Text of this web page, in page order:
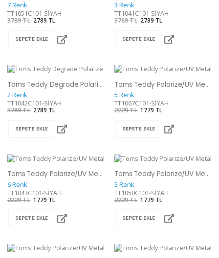
7 Renk
TT1051C101-SİYAH
3789 TL 2789 TL
SEPETE EKLE
3 Renk
TT1041C101-SİYAH
3789 TL 2789 TL
SEPETE EKLE
Toms Teddy Degrade Polarize /UV Metal Güneş Gözlüğü
2 Renk
TT1042C101-SİYAH
3789 TL 2789 TL
SEPETE EKLE
Toms Teddy Polarize/UV Metal Güneş Gözlüğü
5 Renk
TT1067C101-SİYAH
2229 TL 1779 TL
SEPETE EKLE
Toms Teddy Polarize/UV Metal Güneş Gözlüğü
6 Renk
TT1043C101-SİYAH
2229 TL 1779 TL
SEPETE EKLE
Toms Teddy Polarize/UV Metal Güneş Gözlüğü
5 Renk
TT1050C101-SİYAH
2229 TL 1779 TL
SEPETE EKLE